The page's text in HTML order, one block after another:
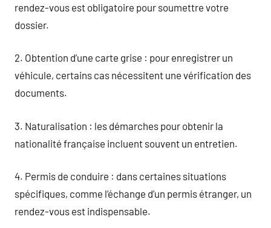
rendez-vous est obligatoire pour soumettre votre
dossier.
2. Obtention d’une carte grise : pour enregistrer un
véhicule, certains cas nécessitent une vérification des
documents.
3. Naturalisation : les démarches pour obtenir la
nationalité française incluent souvent un entretien.
4. Permis de conduire : dans certaines situations
spécifiques, comme l’échange d’un permis étranger, un
rendez-vous est indispensable.